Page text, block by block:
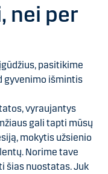
nei per
pasitikime
gyvenimo išmintis
vyraujantys
gali tapti mūsų
mokytis užsienio
Norime tave
šias nuostatas. Juk